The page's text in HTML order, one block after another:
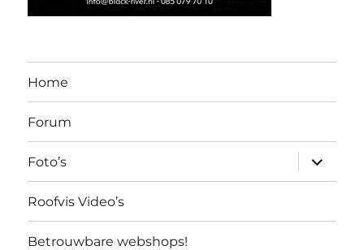
Home
Forum
Foto’s
Roofvis Video’s
Betrouwbare webshops!